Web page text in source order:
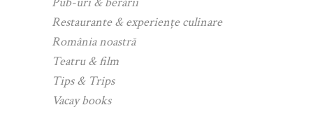
Restaurante & experiențe culinare
România noastră
Teatru & film
Tips & Trips
Vacay books